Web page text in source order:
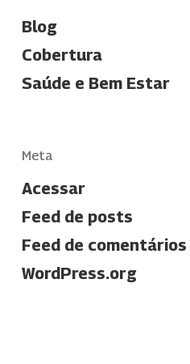
Blog
Cobertura
Saúde e Bem Estar
Meta
Acessar
Feed de posts
Feed de comentários
WordPress.org